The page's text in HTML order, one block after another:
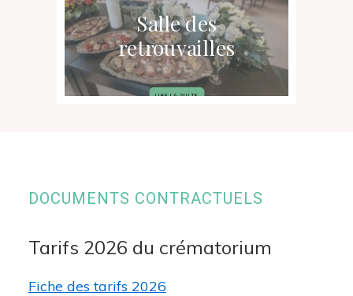
Salle des
retrouvailles
LIRE LA SUITE
DOCUMENTS CONTRACTUELS
Tarifs 2026 du crématorium
Fiche des tarifs 2026